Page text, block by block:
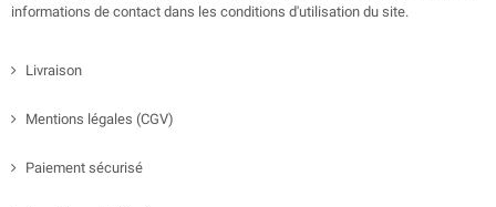
informations de contact dans les conditions d'utilisation du site.
Livraison
Mentions légales (CGV)
Paiement sécurisé